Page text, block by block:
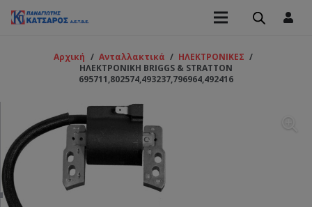
Αρχική / Ανταλλακτικά / ΗΛΕΚΤΡΟΝΙΚΕΣ /
ΗΛΕΚΤΡΟΝΙΚΗ BRIGGS & STRATTON
695711,802574,493237,796964,492416